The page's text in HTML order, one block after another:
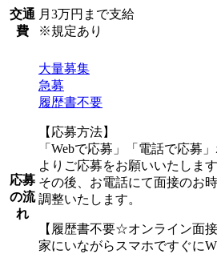
交通
費
月3万円まで支給
※規定あり
応募
の流
れ
大量募集
急募
履歴書不要
【応募方法】
「Webで応募」「電話で応募
よりご応募をお願いいたします
その後、お電話にて面接のお
調整いたします。
【履歴書不要☆オンライン面接
家にいながらスマホですぐに